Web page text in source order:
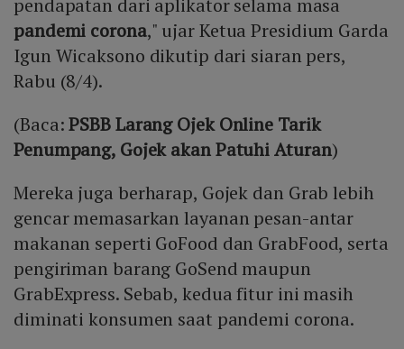
pendapatan dari aplikator selama masa
pandemi corona," ujar Ketua Presidium Garda
Igun Wicaksono dikutip dari siaran pers,
Rabu (8/4).
(Baca:PSBB Larang Ojek Online Tarik
Penumpang, Gojek akan Patuhi Aturan)
Mereka juga berharap, Gojek dan Grab lebih
gencar memasarkan layanan pesan-antar
makanan seperti GoFood dan GrabFood, serta
pengiriman barang GoSend maupun
GrabExpress. Sebab, kedua fitur ini masih
diminati konsumen saat pandemi corona.